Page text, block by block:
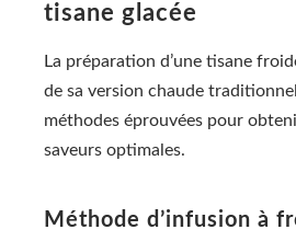
tisane glacée
La préparation d’une tisane
de sa version chaude
méthodes éprouvées pour
saveurs optimales.
Méthode d’infusion à